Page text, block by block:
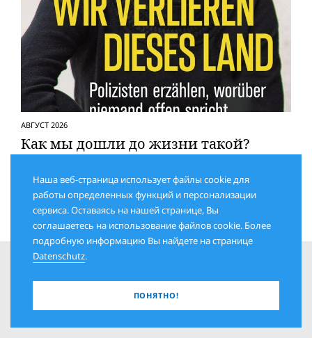
АВГУСТ 2026
Как мы дошли до жизни такой?
говорят открыто
Наша веб-страница использует файлы cookie для
работы определенных функций и персонализации
сервиса. Оставаясь на нашей странице, Вы
соглашаетесь на использование файлов cookie. Более
подробную информацию Вы найдете на странице
Datenschutz.
ПОНЯТНО!